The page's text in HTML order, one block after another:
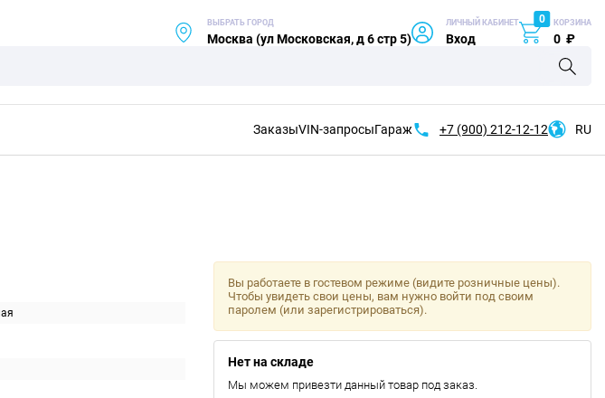
ВЫБРАТЬ ГОРОД
Москва (ул Московская, д 6 стр 5)
ЛИЧНЫЙ КАБИНЕТ
Вход
0 КОРЗИНА
0 ₽
ЗаказыVIN-запросыГараж +7 (900) 212-12-12 RU
Вы работаете в гостевом режиме (видите розничные цены).
Чтобы увидеть свои цены, вам нужно войти под своим
паролем (или зарегистрироваться).
Нет на складе
Мы можем привезти данный товар под заказ.